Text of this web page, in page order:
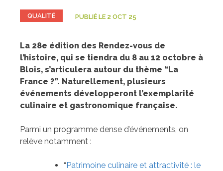
QUALITÉ PUBLIÉ LE 2 OCT 25
La 28e édition des Rendez-vous de
l’histoire, qui se tiendra du 8 au 12 octobre à
Blois, s’articulera autour du thème “La
France ?”. Naturellement, plusieurs
événements développeront l’exemplarité
culinaire et gastronomique française.
Parmi un programme dense d’événements, on
relève notamment :
“ Patrimoine culinaire et attractivité : le